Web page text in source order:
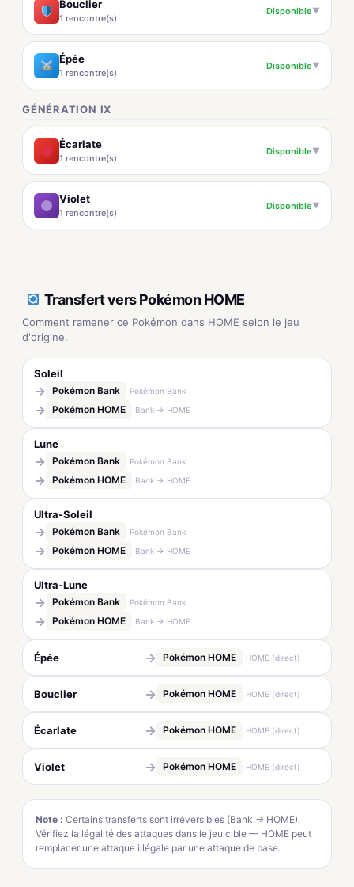
Bouclier
1 rencontre(s)
Disponible▼
Épée
1 rencontre(s)
Disponible▼
GÉNÉRATION IX
Écarlate
1 rencontre(s)
Disponible▼
Violet
1 rencontre(s)
Disponible▼
Transfert vers Pokémon HOME
Comment ramener ce Pokémon dans HOME selon le jeu
d'origine.
Soleil
→ Pokémon Bank Pokémon Bank
→ Pokémon HOME Bank → HOME
Lune
→ Pokémon Bank Pokémon Bank
→ Pokémon HOME Bank → HOME
Ultra-Soleil
→ Pokémon Bank Pokémon Bank
→ Pokémon HOME Bank → HOME
Ultra-Lune
→ Pokémon Bank Pokémon Bank
→ Pokémon HOME Bank → HOME
Épée → Pokémon HOME HOME (direct)
Bouclier → Pokémon HOME HOME (direct)
Écarlate → Pokémon HOME HOME (direct)
Violet → Pokémon HOME HOME (direct)
Note : Certains transferts sont irréversibles (Bank → HOME).
Vérifiez la légalité des attaques dans le jeu cible — HOME peut
remplacer une attaque illégale par une attaque de base.